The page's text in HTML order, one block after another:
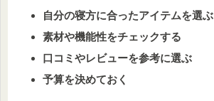
自分の寝方に合ったアイテムを選ぶ
素材や機能性をチェックする
口コミやレビューを参考に選ぶ
予算を決めておく